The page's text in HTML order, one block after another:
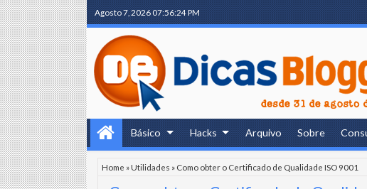
Agosto 7, 202607:56:25 PM
Básico Hacks Arquivo Sobre
Home »Utilidades » Como obter o Certificado de Qualidade ISO 9001